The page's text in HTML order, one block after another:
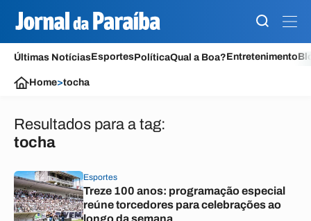
Últimas NotíciasEsportesPolíticaQual a Boa?Entretenimento
Home>tocha
Resultados para a tag:
tocha
Esportes
Treze 100 anos: programação especial
reúne torcedores para celebrações ao
longo da semana